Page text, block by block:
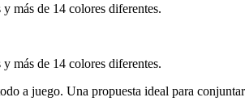
más de 14 colores diferentes.
más de 14 colores diferentes.
a juego. Una propuesta ideal para